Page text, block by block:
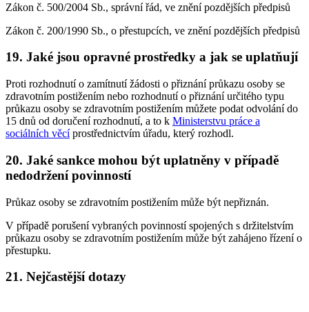
Zákon č. 500/2004 Sb., správní řád, ve znění pozdějších předpisů
Zákon č. 200/1990 Sb., o přestupcích, ve znění pozdějších předpisů
19. Jaké jsou opravné prostředky a jak se uplatňují
Proti rozhodnutí o zamítnutí žádosti o přiznání průkazu osoby se
zdravotním postižením nebo rozhodnutí o přiznání určitého typu
průkazu osoby se zdravotním postižením můžete podat odvolání do
15 dnů od doručení rozhodnutí, a to k Ministerstvu práce a
sociálních věcíprostřednictvím úřadu, který rozhodl.
20. Jaké sankce mohou být uplatněny v případě
nedodržení povinností
Průkaz osoby se zdravotním postižením může být nepřiznán.
V případě porušení vybraných povinností spojených s držitelstvím
průkazu osoby se zdravotním postižením může být zahájeno řízení o
přestupku.
21. Nejčastější dotazy